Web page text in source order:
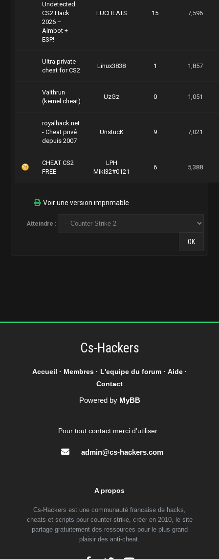
Undetected
CS2 Hack
2026 –
Aimbot +
ESP!
EUCHEATS 15 7,596
Ultra private
cheat for CS2
Linux3838 1 1,857
Valthrun
(kernel cheat)
UzGz 0 1,051
royalhack.net
- Cheat privé
depuis 2007
UnstucK 9 7,021
CHEAT CS2
FREE
LPH
Mikl32#0121
6 5,388
Voir une version imprimable
Atteindre :
Cs-Hackers
Accueil · Membres· L'equipe du forum· Aide·
Contact
Powered by MyBB
Pour tout contact merci d'utiliser :
admin@cs-hackers.com
A propos
Cs-Hackers est une communauté francaise de hacks,
cheats et scripts pour counter-strike, créer en 2010, le site
partage gratuitement des ressources pour le plus grand
plaisir des anti-cheat.